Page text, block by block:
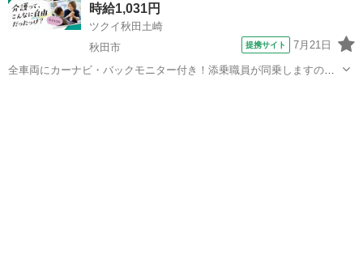
入浴/訪問看護/...
時給1,031円
ツクイ秋田土崎
秋田市
提携サイト 7月21日
全車両にカーナビ・バックモニター付き！添乗職員が同乗しますので